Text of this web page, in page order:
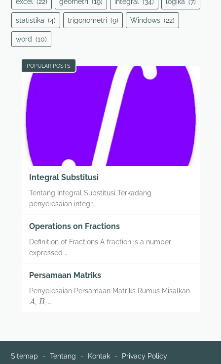
statistika (4) trigonometri (9) Windows (22)
word (10)
POPULAR POSTS
Integral Substitusi
Tentang Integral Substitusi Terkadang
penyelesaian integr…
Operations on Fractions
Definition of Fractions A fraction is a number
expressed …
Persamaan Matriks
Penyelesaian Persamaan Matriks Rumus Misalkan
A B, …
Sitemap Tentang Kontak Privacy Policy